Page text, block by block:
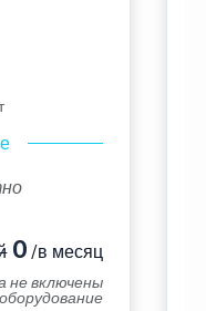
0 /в месяц
включены